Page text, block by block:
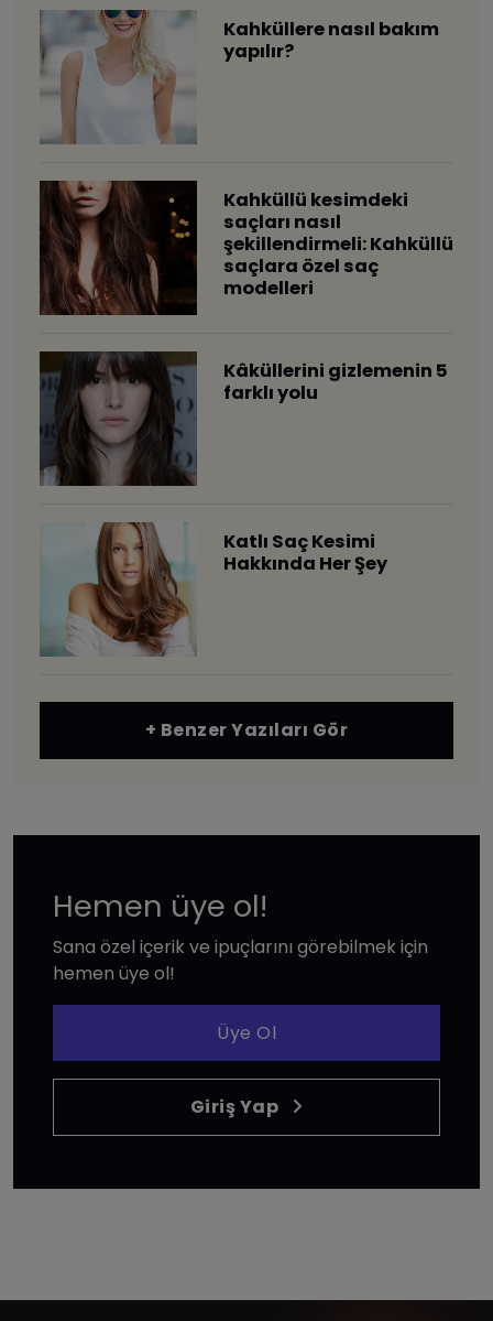
Kahküllere nasıl bakım
yapılır?
Kahküllü kesimdeki
saçları nasıl
şekillendirmeli: Kahküllü
saçlara özel saç
modelleri
​Kâküllerini gizlemenin 5
farklı yolu
Katlı Saç Kesimi
Hakkında Her Şey
+ Benzer Yazıları Gör
Hemen üye ol!
Sana özel içerik ve ipuçlarını görebilmek için
hemen üye ol!
Üye Ol
Giriş Yap